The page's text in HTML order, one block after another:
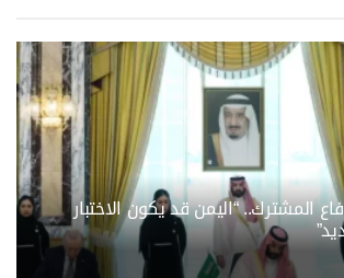
المشترك.. “اليمن قد يكون الاختبار